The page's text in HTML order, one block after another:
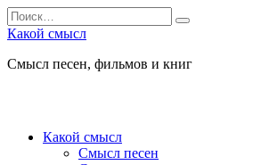
Перейти
к
Search
for:
Какой смысл
Смысл песен, фильмов и книг
Какой смысл
Смысл песен